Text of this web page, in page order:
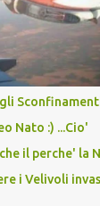
Vaccino come: l'
a Temperatura
Nato :) ...Cio'
il perche' la
i Velivoli